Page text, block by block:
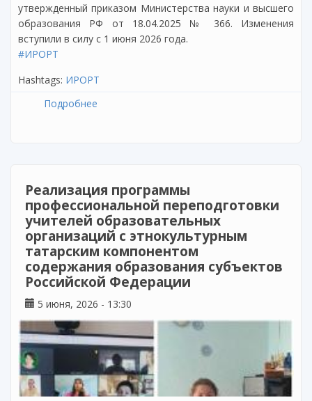
утвержденный приказом Министерства науки и высшего
образования РФ от 18.04.2025 № 366. Изменения
вступили в силу с 1 июня 2026 года.
#ИРОРТ
Hashtags: ИРОРТ
Подробнее
Реализация программы
профессиональной переподготовки
учителей образовательных
организаций с этнокультурным
татарским компонентом
содержания образования субъектов
Российской Федерации
5 июня, 2026 - 13:30